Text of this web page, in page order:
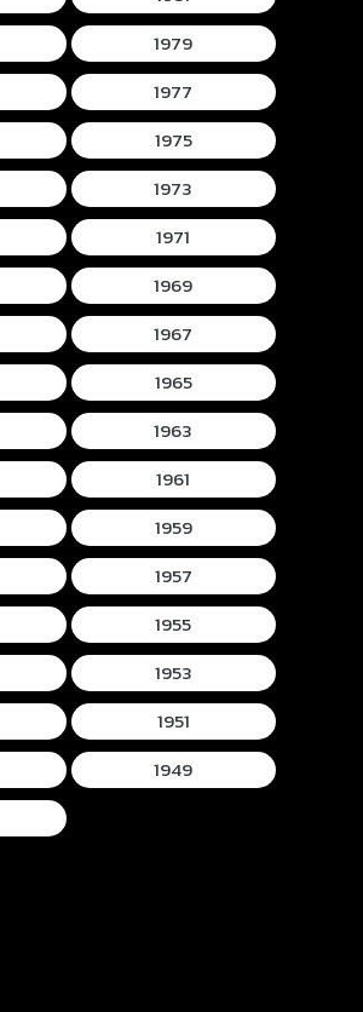
1979
1977
1975
1973
1971
1969
1967
1965
1963
1961
1959
1957
1955
1953
1951
1949